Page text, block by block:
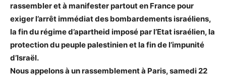
rassembler et à manifester partout en France pour
exiger l’arrêt immédiat des bombardements israéliens,
la fin du régime d’apartheid imposé par l’Etat israélien, la
protection du peuple palestinien et la fin de l’impunité
d’Israël.
Nous appelons à un rassemblement à Paris, samedi 22